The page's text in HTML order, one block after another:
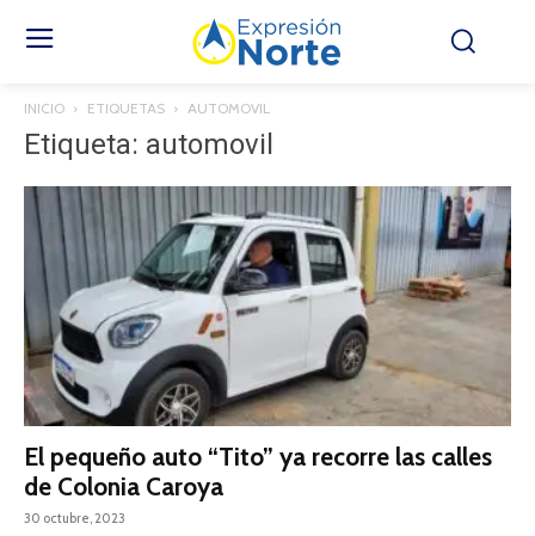
INICIO ETIQUETAS AUTOMOVIL
Etiqueta: automovil
El pequeño auto “Tito” ya recorre las calles
de Colonia Caroya
30 octubre, 2023